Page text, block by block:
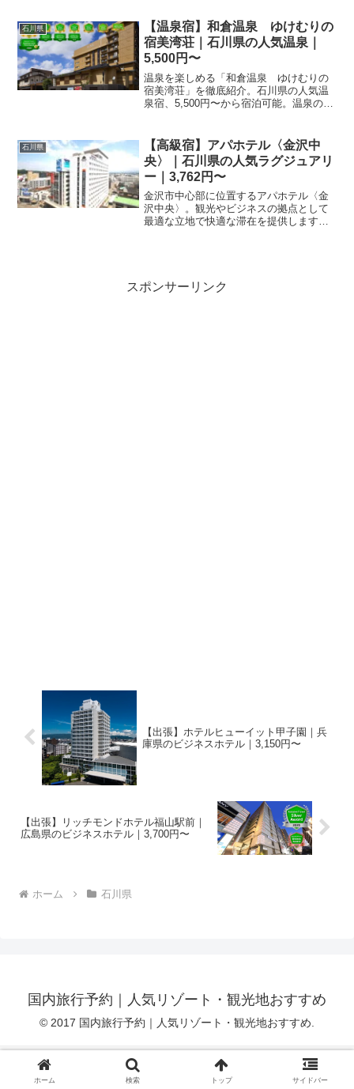
石川県
【温泉宿】和倉温泉 ゆけむりの
宿美湾荘｜石川県の人気温泉｜
5,500円〜
温泉を楽しめる「和倉温泉 ゆけむりの
宿美湾荘」を徹底紹介。石川県の人気温
泉宿、5,500円〜から宿泊可能。温泉の魅
石川県
【高級宿】アパホテル〈金沢中
央〉｜石川県の人気ラグジュアリ
ー｜3,762円〜
金沢市中心部に位置するアパホテル〈金
沢中央〉。観光やビジネスの拠点として
最適な立地で快適な滞在を提供します。
スポンサーリンク
【出張】ホテルヒューイット甲子園｜兵
庫県のビジネスホテル｜3,150円〜
【出張】リッチモンドホテル福山駅前｜
広島県のビジネスホテル｜3,700円〜
ホーム 石川県
国内旅行予約｜人気リゾート・観光地おすすめ
© 2017 国内旅行予約｜人気リゾート・観光地おすすめ.
ホーム 検索 トップ サイドバー
プライバシーポリシー アフィリエイト免責事項